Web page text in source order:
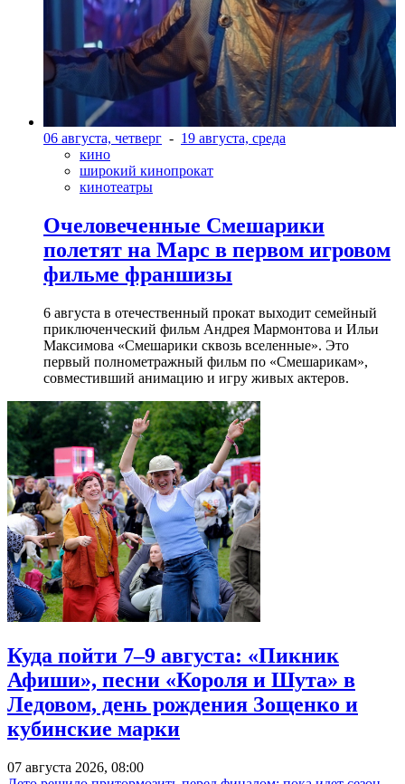
06 августа, четверг - 19 августа, среда
кино
широкий кинопрокат
кинотеатры
Очеловеченные Смешарики
полетят на Марс в первом игровом
фильме франшизы
6 августа в отечественный прокат выходит семейный
приключенческий фильм Андрея Мармонтова и Ильи
Максимова «Смешарики сквозь вселенные». Это
первый полнометражный фильм по «Смешарикам»,
совместивший анимацию и игру живых актеров.
Куда пойти 7–9 августа: «Пикник
Афиши», песни «Короля и Шута» в
Ледовом, день рождения Зощенко и
кубинские марки
07 августа 2026, 08:00